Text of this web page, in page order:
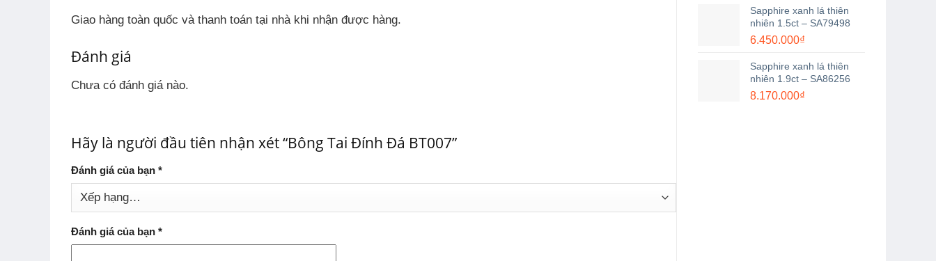
Sapphire xanh lá thiên
nhiên 1.5ct – SA79498
6.450.000₫
Sapphire xanh lá thiên
nhiên 1.9ct – SA86256
8.170.000₫
Giao hàng toàn quốc và thanh toán tại nhà khi nhận được hàng.
Đánh giá
Chưa có đánh giá nào.
Hãy là người đầu tiên nhận xét “Bông Tai Đính Đá BT007”
Đánh giá của bạn *
Đánh giá của bạn *